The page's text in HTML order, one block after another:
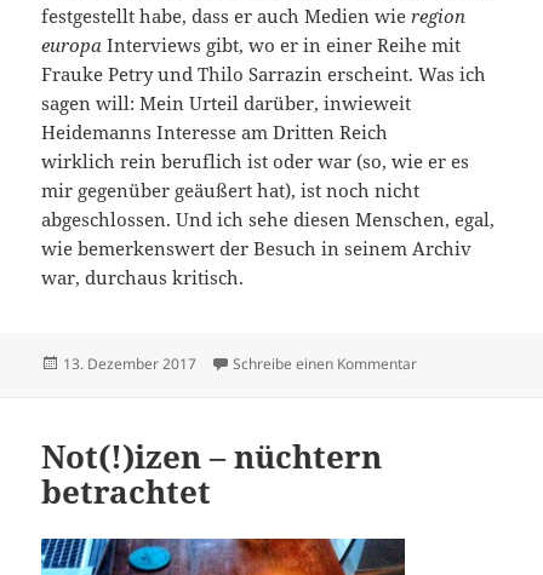
festgestellt habe, dass er auch Medien wieregion
europa Interviews gibt, wo er in einer Reihe mit
Frauke Petry und Thilo Sarrazin erscheint. Was ich
sagen will: Mein Urteil darüber, inwieweit
Heidemanns Interesse am Dritten Reich
wirklich rein beruflich ist oder war (so, wie er es
mir gegenüber geäußert hat), ist noch nicht
abgeschlossen. Und ich sehe diesen Menschen, egal,
wie bemerkenswert der Besuch in seinem Archiv
war, durchaus kritisch.
Veröffentlicht
13. Dezember 2017 Schreibe einen Kommentarzu Montage an
Not(!)izen – nüchtern
betrachtet